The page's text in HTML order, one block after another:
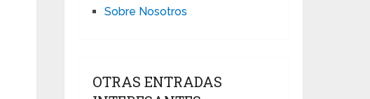
Sobre Nosotros
OTRAS ENTRADAS